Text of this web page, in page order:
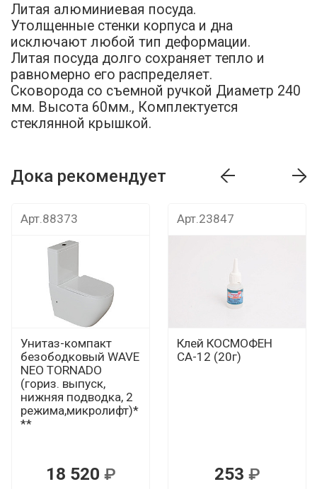
Литая алюминиевая посуда.
Утолщенные стенки корпуса и дна
исключают любой тип деформации.
Литая посуда долго сохраняет тепло и
равномерно его распределяет.
Сковорода со съемной ручкой Диаметр 240
мм. Высота 60мм., Комплектуется
стеклянной крышкой.
Дока рекомендует
Арт.88373
Унитаз-компакт
безободковый WAVE
NEO TORNADO
(гориз. выпуск,
нижняя подводка, 2
режима,микролифт)*
**
18 520
Арт.23847
Клей КОСМОФЕН
СА-12 (20г)
253
Р
Дока рекомендует Дока